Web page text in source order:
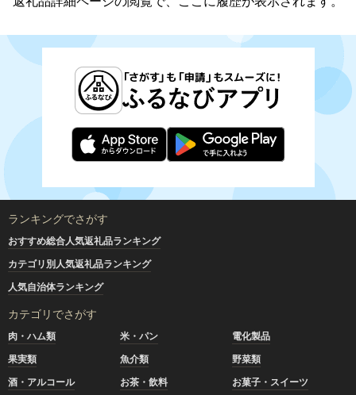
ランキングでさがす
おすすめ総合人気返礼品ランキング
カテゴリ別人気返礼品ランキング
人気自治体ランキング
カテゴリでさがす
肉・ハム類 米・パン
電化製品
果実類
魚介類
野菜類
酒・アルコール
お茶・飲料
お菓子・スイーツ